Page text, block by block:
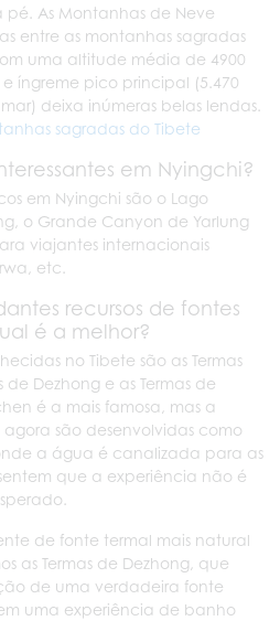
As Montanhas de Neve
entre as montanhas sagradas
uma altitude média de 4900
íngreme pico principal (5.470
deixa inúmeras belas lendas.
sagradas do Tibete
em Nyingchi?
em Nyingchi são o Lago
o Grande Canyon de Yarlung
viajantes internacionais
etc.
recursos de fontes
é a melhor?
no Tibete são as Termas
Dezhong e as Termas de
é a mais famosa, mas a
são desenvolvidas como
a água é canalizada para as
que a experiência não é
de fonte termal mais natural
as Termas de Dezhong, que
de uma verdadeira fonte
uma experiência de banho